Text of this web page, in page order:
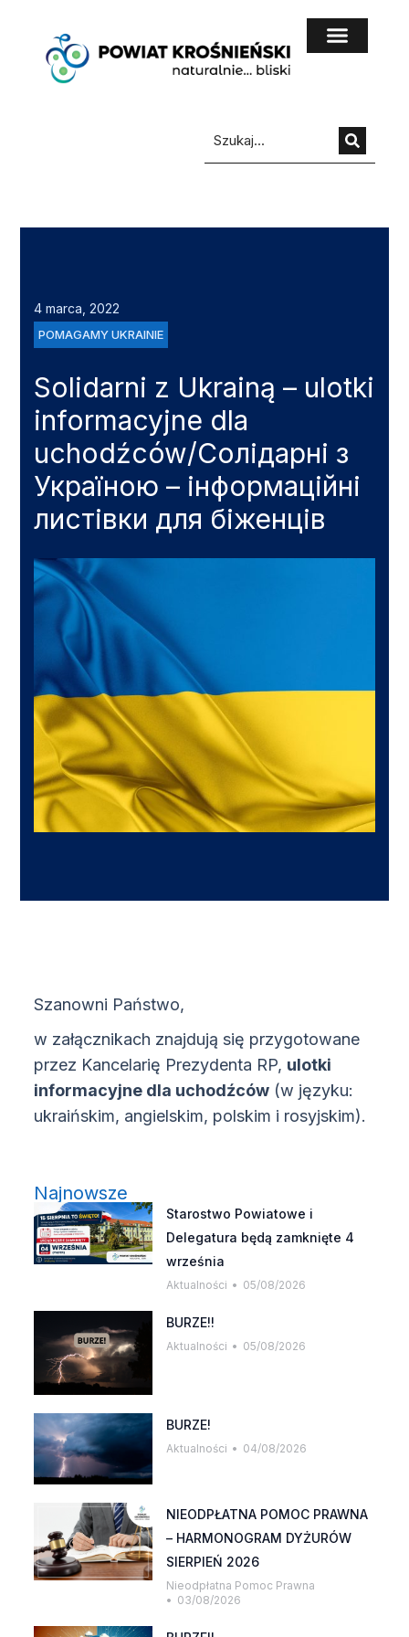
4 marca, 2022
POMAGAMY UKRAINIE
Solidarni z Ukrainą – ulotki
informacyjne dla
uchodźców/Солідарні з
Україною – інформаційні
листівки для біженців
Szanowni Państwo,
w załącznikach znajdują się przygotowane
przez Kancelarię Prezydenta RP, ulotki
informacyjne dla uchodźców (w języku:
ukraińskim, angielskim, polskim i rosyjskim).
Najnowsze
Starostwo Powiatowe i
Delegatura będą zamknięte 4
września
Aktualności 05/08/2026
BURZE!!
Aktualności 05/08/2026
BURZE!
Aktualności 04/08/2026
NIEODPŁATNA POMOC PRAWNA
– HARMONOGRAM DYŻURÓW
SIERPIEŃ 2026
Nieodpłatna Pomoc Prawna
03/08/2026